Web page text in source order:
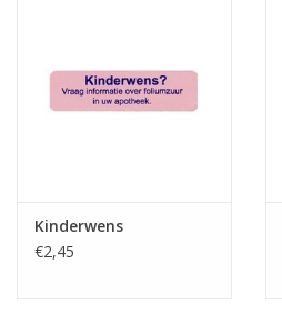
Kinderwens
€2,45